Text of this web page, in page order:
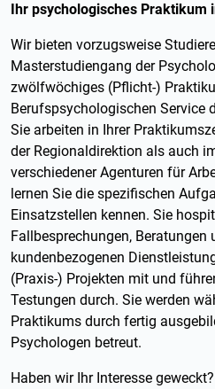
Ihr psychologisches Praktikum
Wir bieten vorzugsweise
Masterstudiengang der
zwölfwöchiges (Pflicht-)
Berufspsychologischen Service
Sie arbeiten in Ihrer
der Regionaldirektion als auch
verschiedener Agenturen für
lernen Sie die spezifischen
Einsatzstellen kennen. Sie
Fallbesprechungen, Beratungen
kundenbezogenen
(Praxis-) Projekten mit und
Testungen durch. Sie werden
Praktikums durch fertig
Psychologen
Haben wir Ihr Interesse